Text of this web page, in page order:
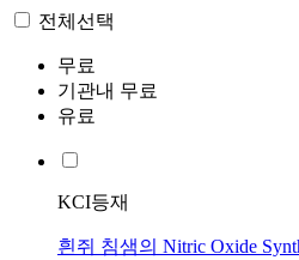
전체선택
무료
기관내 무료
유료
KCI등재
흰쥐 침샘의 Nitric Oxide